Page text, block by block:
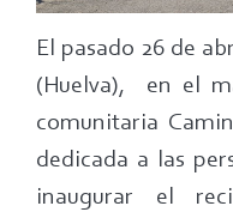
Cala
(Huelva),
con
las
personas
El pasado 26 de
(Huelva), en el
comunitaria
dedicada a las
inaugurar el